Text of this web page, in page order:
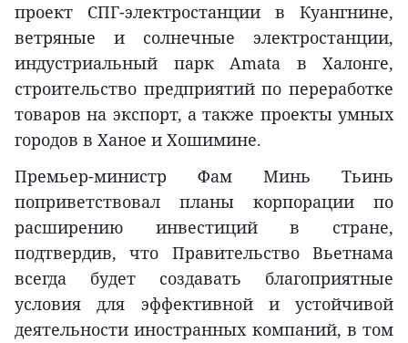
проект СПГ-электростанции в Куангнине,
ветряные и солнечные электростанции,
индустриальный парк Amata в Халонге,
строительство предприятий по переработке
товаров на экспорт, а также проекты умных
городов в Ханое и Хошимине.
Премьер-министр Фам Минь Тьинь
поприветствовал планы корпорации по
расширению инвестиций в стране,
подтвердив, что Правительство Вьетнама
всегда будет создавать благоприятные
условия для эффективной и устойчивой
деятельности иностранных компаний, в том